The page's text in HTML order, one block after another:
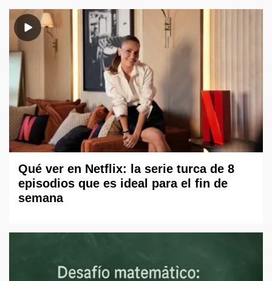
Qué ver en Netflix: la serie turca de 8
episodios que es ideal para el fin de
semana